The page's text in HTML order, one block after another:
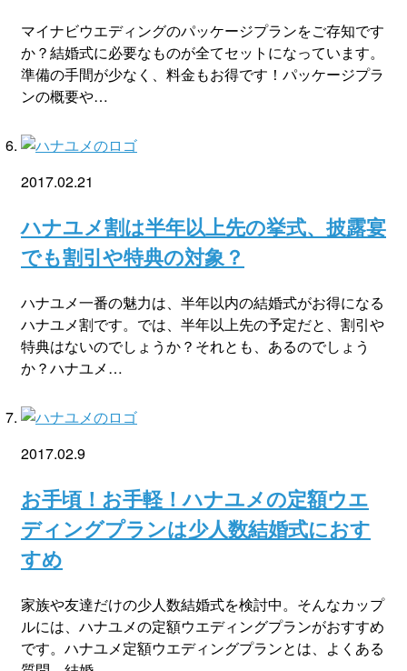
マイナビウエディングのパッケージプランをご存知です
か？結婚式に必要なものが全てセットになっています。
準備の手間が少なく、料金もお得です！パッケージプラ
ンの概要や…
2017.02.21
ハナユメ割は半年以上先の挙式、披露宴
でも割引や特典の対象？
ハナユメ一番の魅力は、半年以内の結婚式がお得になる
ハナユメ割です。では、半年以上先の予定だと、割引や
特典はないのでしょうか？それとも、あるのでしょう
か？ハナユメ…
2017.02.9
お手頃！お手軽！ハナユメの定額ウエ
ディングプランは少人数結婚式におす
すめ
家族や友達だけの少人数結婚式を検討中。そんなカップ
ルには、ハナユメの定額ウエディングプランがおすすめ
です。ハナユメ定額ウエディングプランとは、よくある